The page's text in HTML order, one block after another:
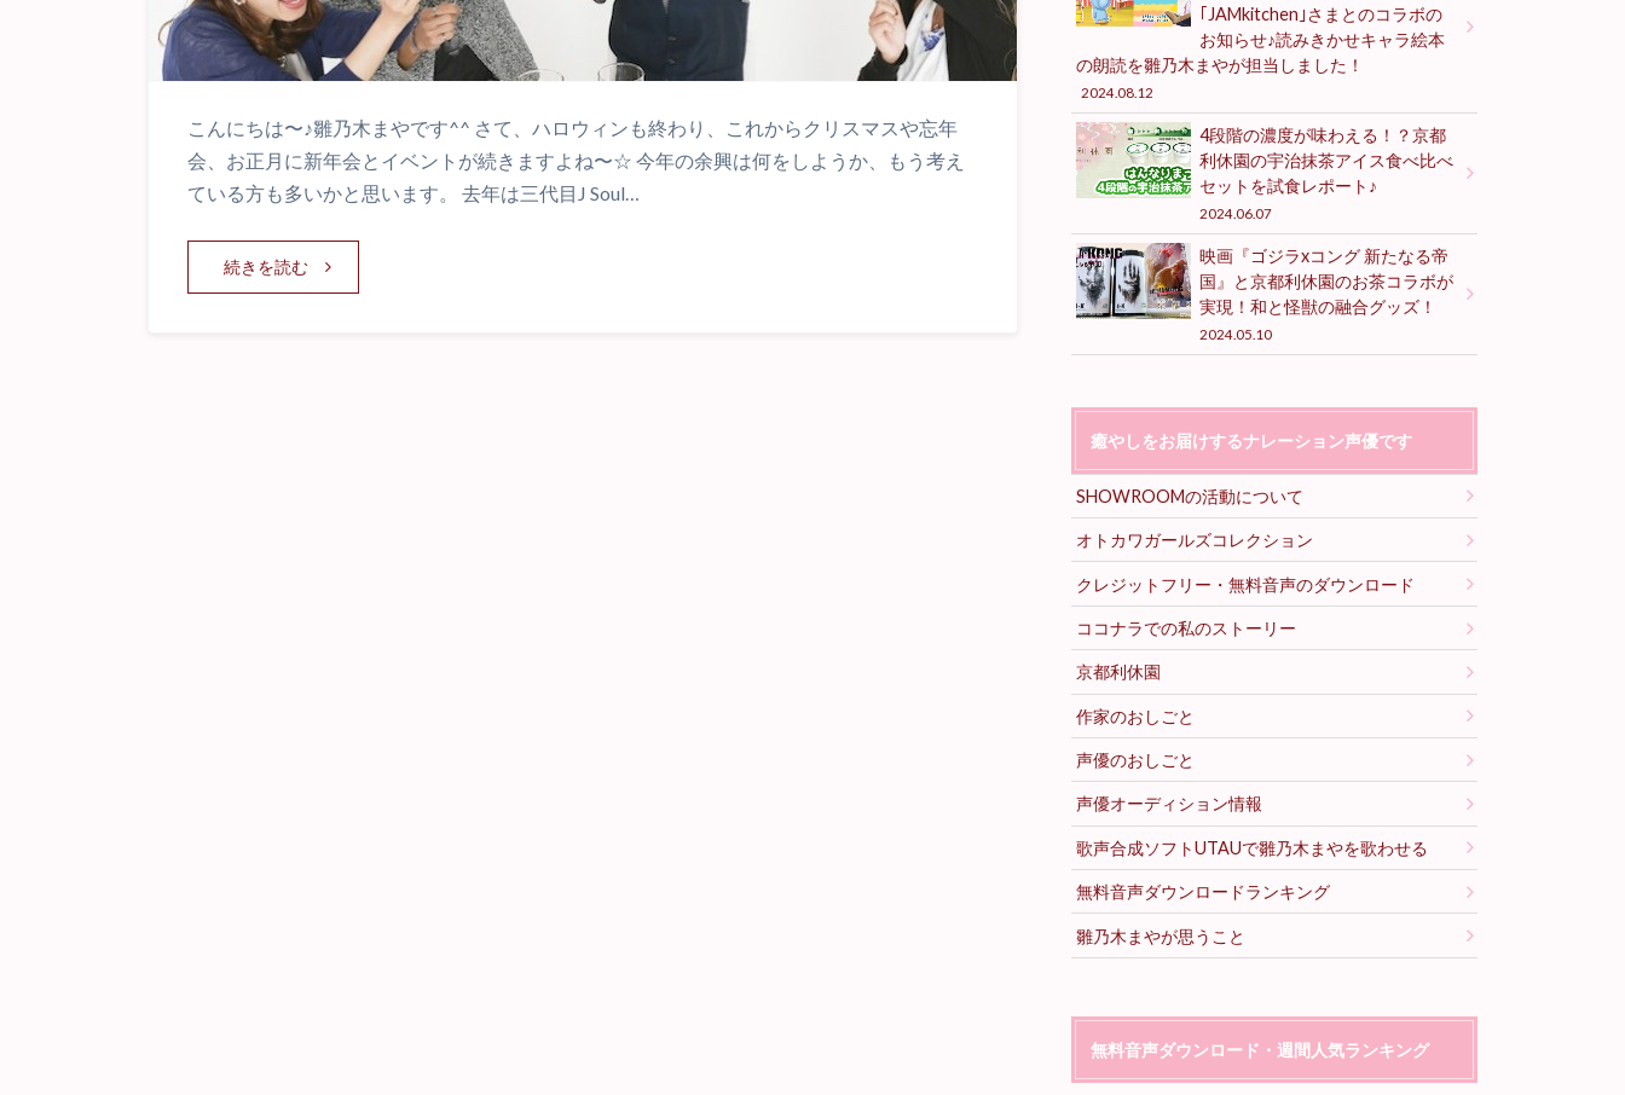
こんにちは〜♪雛乃木まやです^^ さて、ハロウィンも終わり、これからクリスマスや忘年
会、お正月に新年会とイベントが続きますよね〜☆ 今年の余興は何をしようか、もう考え
ている方も多いかと思います。 去年は三代目J Soul…
続きを読む
｢JAMkitchen｣さまとのコラボの
お知らせ♪読みきかせキャラ絵本
の朗読を雛乃木まやが担当しました！
2024.08.12
4段階の濃度が味わえる！？京都
利休園の宇治抹茶アイス食べ比べ
セットを試食レポート♪
2024.06.07
映画『ゴジラxコング 新たなる帝
国』と京都利休園のお茶コラボが
実現！和と怪獣の融合グッズ！
2024.05.10
癒やしをお届けするナレーション声優です
SHOWROOMの活動について
オトカワガールズコレクション
クレジットフリー・無料音声のダウンロード
ココナラでの私のストーリー
京都利休園
作家のおしごと
声優のおしごと
声優オーディション情報
歌声合成ソフトUTAUで雛乃木まやを歌わせる
無料音声ダウンロードランキング
雛乃木まやが思うこと
無料音声ダウンロード・週間人気ランキング